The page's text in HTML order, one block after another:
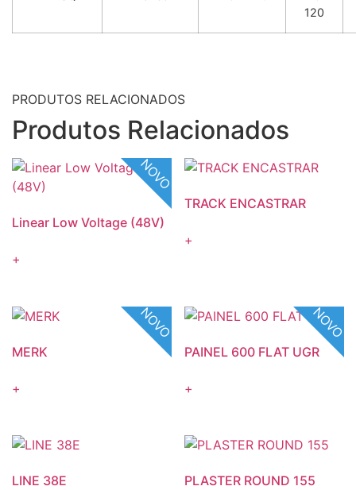
120
PRODUTOS RELACIONADOS
Produtos Relacionados
NOVO
Linear Low Voltage (48V)
+
TRACK ENCASTRAR
+
NOVO
MERK
+
NOVO
PAINEL 600 FLAT UGR
+
LINE 38E PLASTER ROUND 155